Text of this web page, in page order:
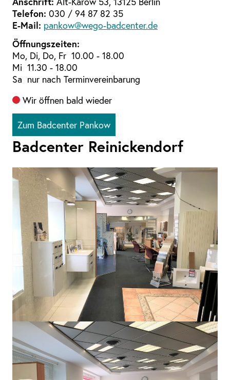
Telefon: 030 / 94 87 82 35
E-Mail: pankow@wego-badcenter.de
Öffnungszeiten:
Mo, Di, Do, Fr 10.00 - 18.00
Mi 11.30 - 18.00
Sa nur nach Terminvereinbarung
Wir öffnen bald wieder
Zum Badcenter Pankow
Badcenter Reinickendorf